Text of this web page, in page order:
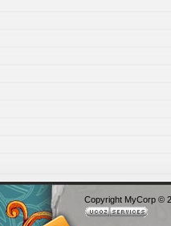
Copyright MyCorp ©